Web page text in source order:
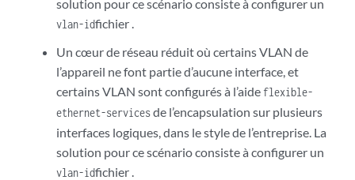
solution pour ce scénario consiste à configurer un
vlan-idfichier .
Un cœur de réseau réduit où certains VLAN de
l’appareil ne font partie d’aucune interface, et
certains VLAN sont configurés à l’aide flexible-
ethernet-servicesde l’encapsulation sur plusieurs
interfaces logiques, dans le style de l’entreprise. La
solution pour ce scénario consiste à configurer un
vlan-idfichier .